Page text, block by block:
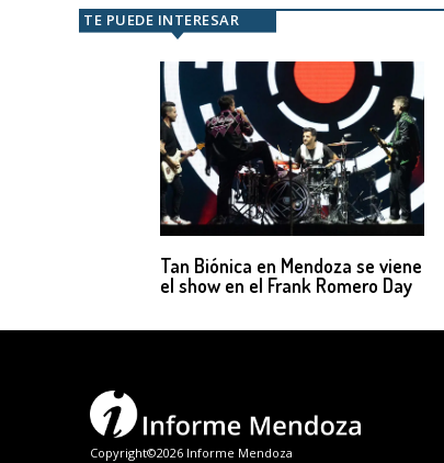
TE PUEDE INTERESAR
Tan Biónica en Mendoza se viene
el show en el Frank Romero Day
Copyright©2026 Informe Mendoza